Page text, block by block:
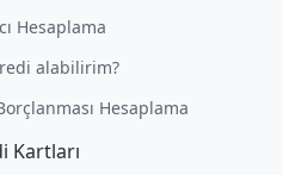
Hesaplama
alabilirim?
Hesaplama
Kartları